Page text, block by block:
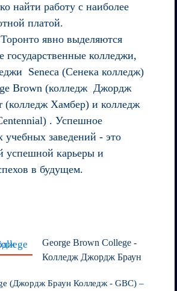
найти работу с наиболее
платой.
явно выделяются
государственные колледжи,
Seneca (Сенека колледж)
Brown (колледж Джордж
(колледж Хамбер) и колледж
. Успешное
учебных заведений - это
успешной карьеры и
в будущем.
George Brown College -
Колледж Джордж Браун
(Джордж Браун Колледж - GBC) –